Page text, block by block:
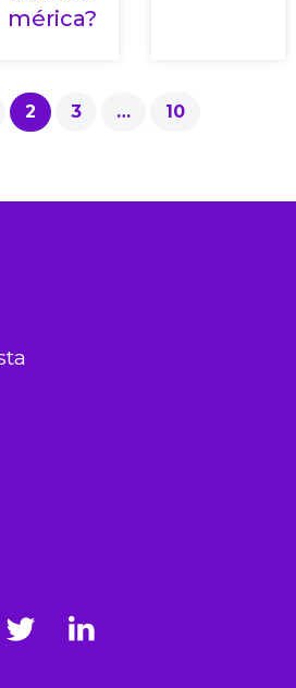
mérica?
2 3 … 10